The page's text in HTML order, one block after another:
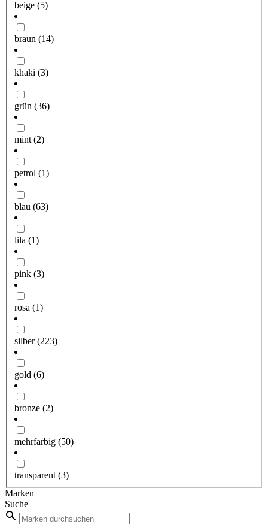
beige (5)
braun (14)
khaki (3)
grün (36)
mint (2)
petrol (1)
blau (63)
lila (1)
pink (3)
rosa (1)
silber(223)
gold (6)
bronze (2)
mehrfarbig (50)
transparent (3)
Marken
Suche